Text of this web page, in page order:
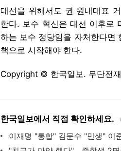
대선을 위해서도 권 원내대표
한다. 보수 혁신은 대선 이후로
하는 보수 정당임을 자처한다면
책으로 시작해야 한다.
Copyright © 한국일보. 무단전
한국일보에서 직접 확인하세요.